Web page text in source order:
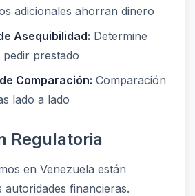
adicionales ahorran dinero
Asequibilidad: Determine
prestado
Comparación: Comparación
lado a lado
Regulatoria
en Venezuela están
financieras.